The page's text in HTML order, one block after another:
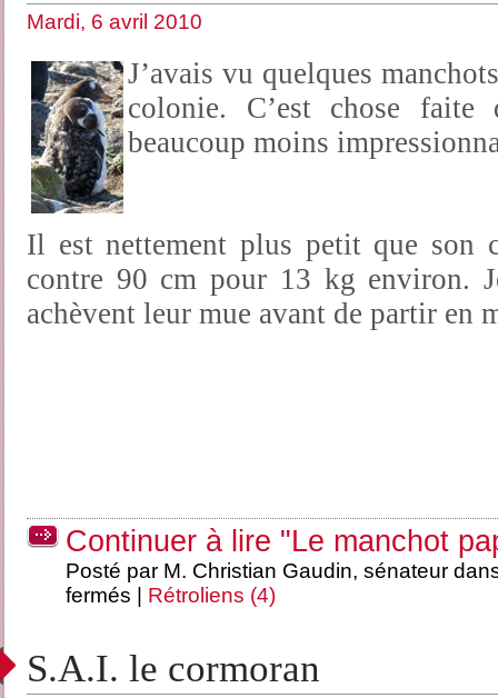
Mardi, 6 avril 2010
J’avais vu quelques
colonie. C’est chose
beaucoup moins
Il est nettement plus petit que son
contre 90 cm pour 13 kg environ.
achèvent leur mue avant de partir en
Continuer à lire "Le manchot
Posté par M. Christian Gaudin, sénateur
fermés
Rétroliens (4)
S.A.I. le cormoran